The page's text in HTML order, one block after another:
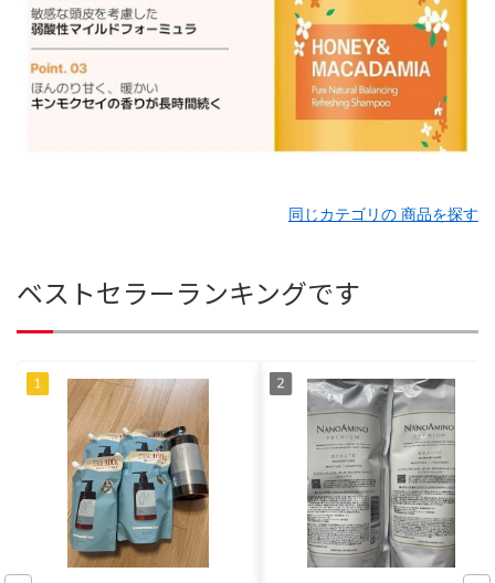
同じカテゴリの 商品を探す
ベストセラーランキングです